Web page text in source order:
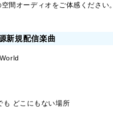
間オーディオをご体感ください。
新規配信楽曲
も どこにもない場所